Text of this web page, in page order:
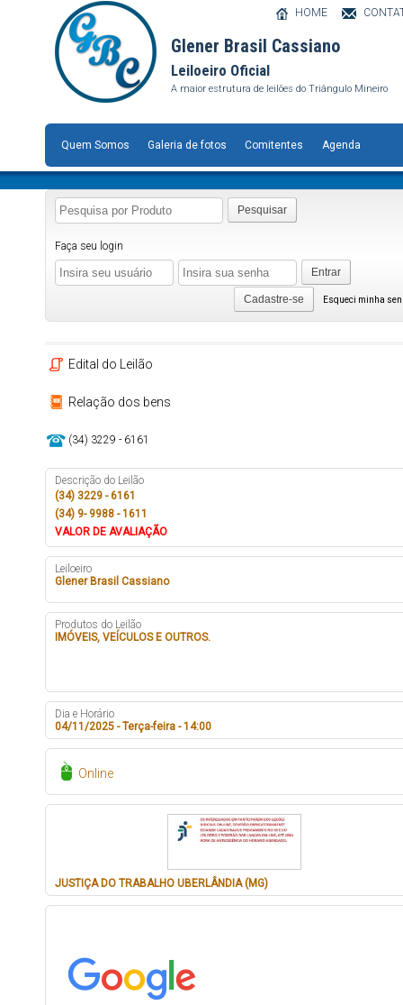
Glener Brasil Cassiano
Leiloeiro Oficial
A maior estrutura de leilões do Triângulo Mineiro
HOME
Quem Somos Galeria de fotos Comitentes Agenda
Pesquisar
Faça seu login
Entrar
Esqueci minha
Cadastre-se
Edital do Leilão
Relação dos bens
(34) 3229 - 6161
Descrição do Leilão
(34) 3229 - 6161
(34) 9- 9988 - 1611
VALOR DE AVALIAÇÃO
Leiloeiro
Glener Brasil Cassiano
Produtos do Leilão
IMÓVEIS, VEÍCULOS E OUTROS.
Dia e Horário
04/11/2025 - Terça-feira - 14:00
Online
JUSTIÇA DO TRABALHO UBERLÂNDIA (MG)